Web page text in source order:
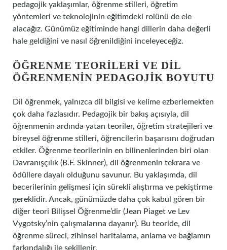
pedagojik yaklaşımlar, öğrenme stilleri, öğretim
yöntemleri ve teknolojinin eğitimdeki rolünü de ele
alacağız. Günümüz eğitiminde hangi dillerin daha değerli
hale geldiğini ve nasıl öğrenildiğini inceleyeceğiz.
ÖĞRENME TEORILERI VE DIL
ÖĞRENMENIN PEDAGOJIK BOYUTU
Dil öğrenmek, yalnızca dil bilgisi ve kelime ezberlemekten
çok daha fazlasıdır. Pedagojik bir bakış açısıyla, dil
öğrenmenin ardında yatan teoriler, öğretim stratejileri ve
bireysel öğrenme stilleri, öğrencilerin başarısını doğrudan
etkiler. Öğrenme teorilerinin en bilinenlerinden biri olan
Davranışçılık (B.F. Skinner), dil öğrenmenin tekrara ve
ödüllere dayalı olduğunu savunur. Bu yaklaşımda, dil
becerilerinin gelişmesi için sürekli alıştırma ve pekiştirme
gereklidir. Ancak, günümüzde daha çok kabul gören bir
diğer teori Bilişsel Öğrenme’dir (Jean Piaget ve Lev
Vygotsky’nin çalışmalarına dayanır). Bu teoride, dil
öğrenme süreci, zihinsel haritalama, anlama ve bağlamın
farkındalığı ile şekillenir.